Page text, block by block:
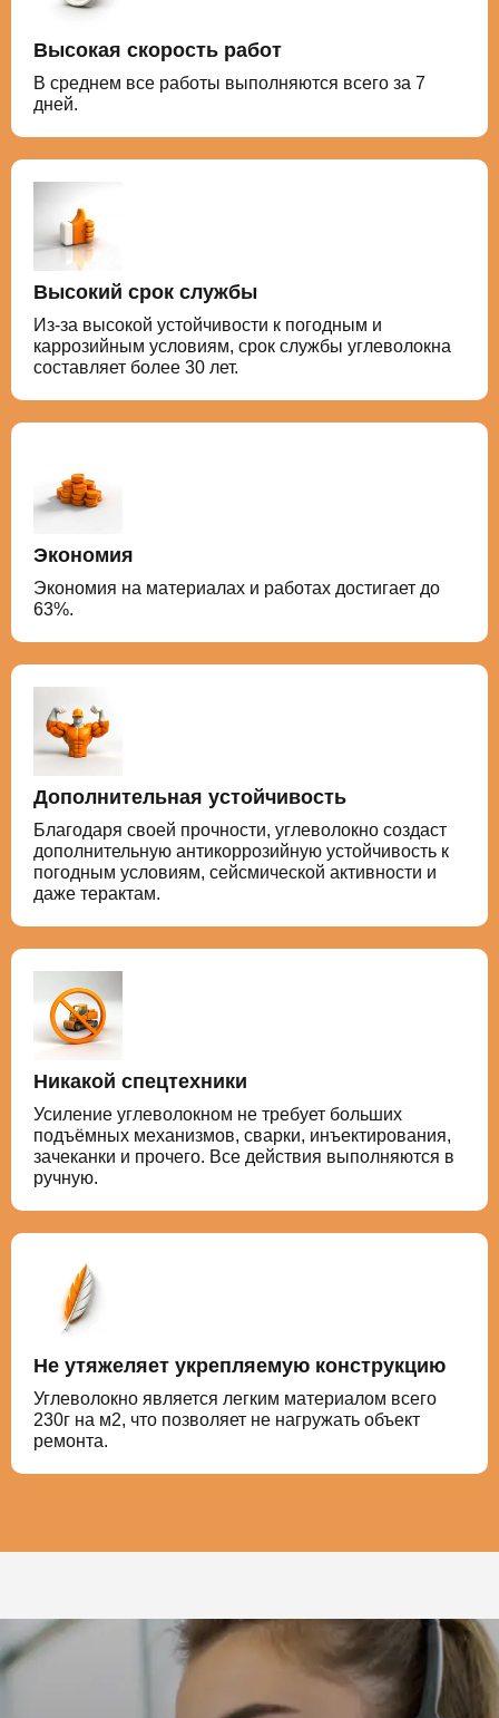
Высокая скорость работ
В среднем все работы выполняются всего за 7
дней.
Высокий срок службы
Из-за высокой устойчивости к погодным и
каррозийным условиям, срок службы углеволокна
составляет более 30 лет.
Экономия
Экономия на материалах и работах достигает до
63%.
Дополнительная устойчивость
Благодаря своей прочности, углеволокно создаст
дополнительную антикоррозийную устойчивость к
погодным условиям, сейсмической активности и
даже терактам.
Никакой спецтехники
Усиление углеволокном не требует больших
подъёмных механизмов, сварки, инъектирования,
зачеканки и прочего. Все действия выполняются в
ручную.
Не утяжеляет укрепляемую конструкцию
Углеволокно является легким материалом всего
230г на м2, что позволяет не нагружать объект
ремонта.